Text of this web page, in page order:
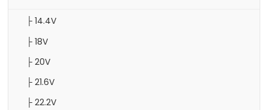
├ 14.4V
├ 18V
├ 20V
├ 21.6V
├ 22.2V